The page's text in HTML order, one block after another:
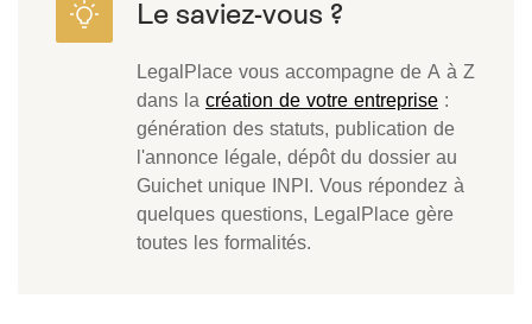
LegalPlace vous accompagne de A à Z
dans la création de votre entreprise :
génération des statuts, publication de
l'annonce légale, dépôt du dossier au
Guichet unique INPI. Vous répondez à
quelques questions, LegalPlace gère
toutes les formalités.